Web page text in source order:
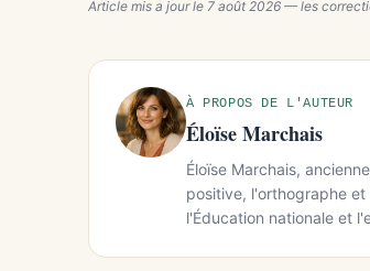
Article mis a jour le 7 août 2026 — les
À PROPOS DE L'AUTEUR
Éloïse Marchais
Éloïse Marchais,
positive, l'orthographe
l'Éducation nationale et